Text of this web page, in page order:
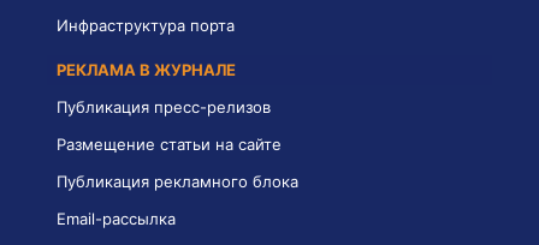
Инфраструктура порта
РЕКЛАМА В ЖУРНАЛЕ
Публикация пресс-релизов
Размещение статьи на сайте
Публикация рекламного блока
Email-рассылка